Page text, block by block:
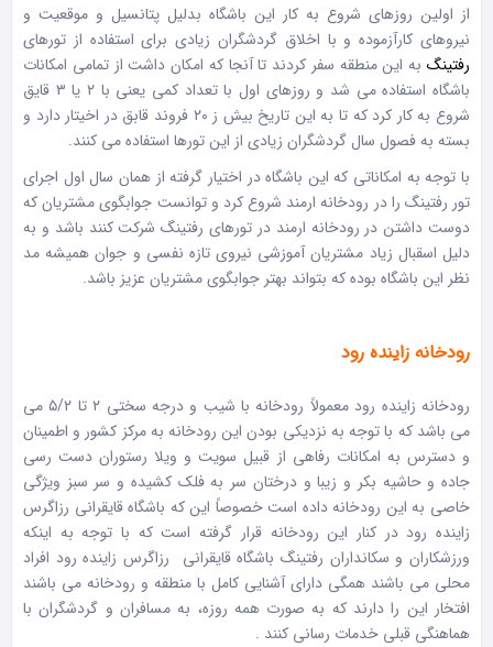
از اولین روزهای شروع به کار این باشگاه بدلیل پتانسیل و موقعیت و
نیروهای کارآزموده و با اخلاق گردشگران زیادی برای استفاده از تورهای
رفتینگ به این منطقه سفر کردند تا آنجا که امکان داشت از تمامی امکانات
باشگاه استفاده می شد و روزهای اول با تعداد کمی یعنی با ۲ یا ۳ قایق
شروع به کار کرد که تا به این تاریخ بیش ز ۲۰ فروند قابق در اخیتار دارد و
بسته به فصول سال گردشگران زیادی از این تورها استفاده می کنند.
با توجه به امکاناتی که این باشگاه در اختیار گرفته از همان سال اول اجرای
تور رفتینگ را در رودخانه ارمند شروع کرد و توانست جوابگوی مشتریان که
دوست داشتن در رودخانه ارمند در تورهای رفتینگ شرکت کنند باشد و به
دلیل اسقبال زیاد مشتریان آموزشی نیروی تازه نفسی و جوان همیشه مد
نظر این باشگاه بوده که بتواند بهتر جوابگوی مشتریان عزیز باشد.
رودخانه زاینده رود
رودخانه زاینده رود معمولاً رودخانه با شیب و درجه سختی ۲ تا ۵/۲ می
می باشد که با توجه به نزدیکی بودن این رودخانه به مرکز کشور و اطمینان
و دسترس به امکانات رفاهی از قبیل سویت و ویلا رستوران دست رسی
جاده و حاشیه بکر و زیبا و درختان سر به فلک کشیده و سر سبز ویژگی
خاصی به این رودخانه داده است خصوصاً این که باشگاه قایقرانی رزاگرس
زاینده رود در کنار این رودخانه قرار گرفته است که با توجه به اینکه
ورزشکاران و سکانداران رفتینگ باشگاه قایقرانی رزاگرس زاینده رود افراد
محلی می باشند همگی دارای آشنایی کامل با منطقه و رودخانه می باشند
افتخار این را دارند که به صورت همه روزه، به مسافران و گردشگران با
هماهنگی قبلی خدمات رسانی کنند .